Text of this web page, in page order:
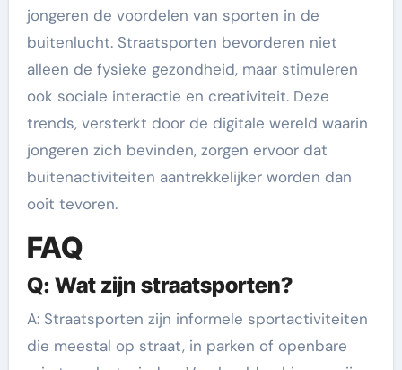
jongeren de voordelen van sporten in de
buitenlucht. Straatsporten bevorderen niet
alleen de fysieke gezondheid, maar stimuleren
ook sociale interactie en creativiteit. Deze
trends, versterkt door de digitale wereld waarin
jongeren zich bevinden, zorgen ervoor dat
buitenactiviteiten aantrekkelijker worden dan
ooit tevoren.
FAQ
Q: Wat zijn straatsporten?
A: Straatsporten zijn informele sportactiviteiten
die meestal op straat, in parken of openbare